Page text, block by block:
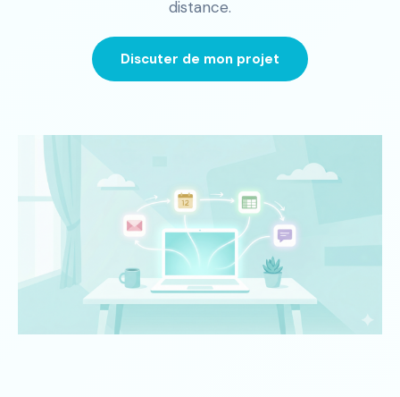
distance.
Discuter de mon projet